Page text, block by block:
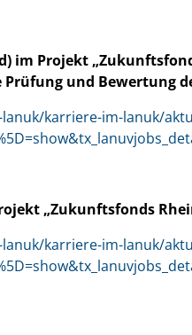
Projekt
und Bewertung
karriere-im-lanuk/
„Zukunftsfonds
karriere-im-lanuk/